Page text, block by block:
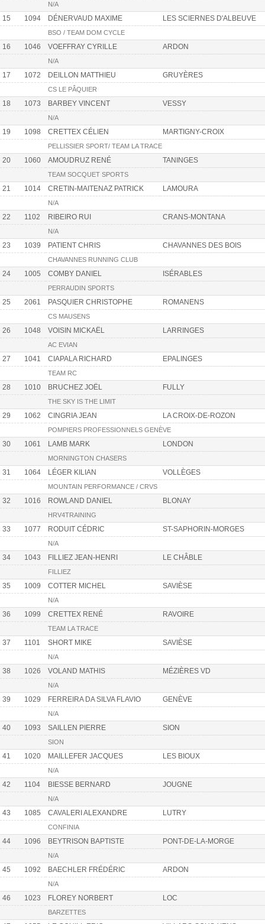
N/A
15 1094 DÉNERVAUD MAXIME LES SCIERNES D'ALBEUVE
BSO / TEAM DOM CYCLE
16 1046 VOEFFRAY CYRILLE ARDON
N/A
17 1072 DEILLON MATTHIEU GRUYÈRES
CS LE PÂQUIER
18 1073 BARBEY VINCENT VESSY
N/A
19 1098 CRETTEX CÉLIEN MARTIGNY-CROIX
PELLISSIER SPORT/ TEAM LA TRACE
20 1060 AMOUDRUZ RENÉ TANINGES
TEAM SOCQUET SPORTS
21 1014 CRETIN-MAITENAZ PATRICK LAMOURA
N/A
22 1102 RIBEIRO RUI CRANS-MONTANA
N/A
23 1039 PATIENT CHRIS CHAVANNES DES BOIS
CHAVANNES RUNNING CLUB
24 1005 COMBY DANIEL ISÉRABLES
PERRAUDIN SPORTS
25 2061 PASQUIER CHRISTOPHE ROMANENS
CS MAUSENS
26 1048 VOISIN MICKAËL LARRINGES
AC EVIAN
27 1041 CIAPALA RICHARD EPALINGES
TEAM RC
28 1010 BRUCHEZ JOËL FULLY
THE SKY IS THE LIMIT
29 1062 CINGRIA JEAN LA CROIX-DE-ROZON
POMPIERS PROFESSIONNELS GENÈVE
30 1061 LAMB MARK LONDON
MORNINGTON CHASERS
31 1064 LÉGER KILIAN VOLLÈGES
MOUNTAIN PERFORMANCE / CRVS
32 1016 ROWLAND DANIEL BLONAY
HRV4TRAINING
33 1077 RODUIT CÉDRIC ST-SAPHORIN-MORGES
N/A
34 1043 FILLIEZ JEAN-HENRI LE CHÂBLE
FILLIEZ
35 1009 COTTER MICHEL SAVIÈSE
N/A
36 1099 CRETTEX RENÉ RAVOIRE
TEAM LA TRACE
37 1101 SHORT MIKE SAVIÈSE
N/A
38 1026 VOLAND MATHIS MÉZIÈRES VD
N/A
39 1029 FERREIRA DA SILVA FLAVIO GENÈVE
N/A
40 1093 SAILLEN PIERRE SION
SION
41 1020 MAILLEFER JACQUES LES BIOUX
N/A
42 1104 BIESSE BERNARD JOUGNE
N/A
43 1085 CAVALERI ALEXANDRE LUTRY
CONFINIA
44 1096 BEYTRISON BAPTISTE PONT-DE-LA-MORGE
N/A
45 1092 BAECHLER FRÉDÉRIC ARDON
N/A
46 1023 FLOREY NORBERT LOC
BARZETTES